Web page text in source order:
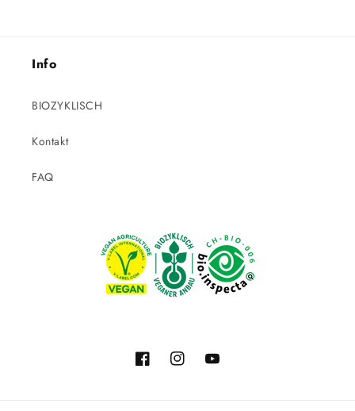
Info
BIOZYKLISCH
Kontakt
FAQ
FacebookInstagramYouTube